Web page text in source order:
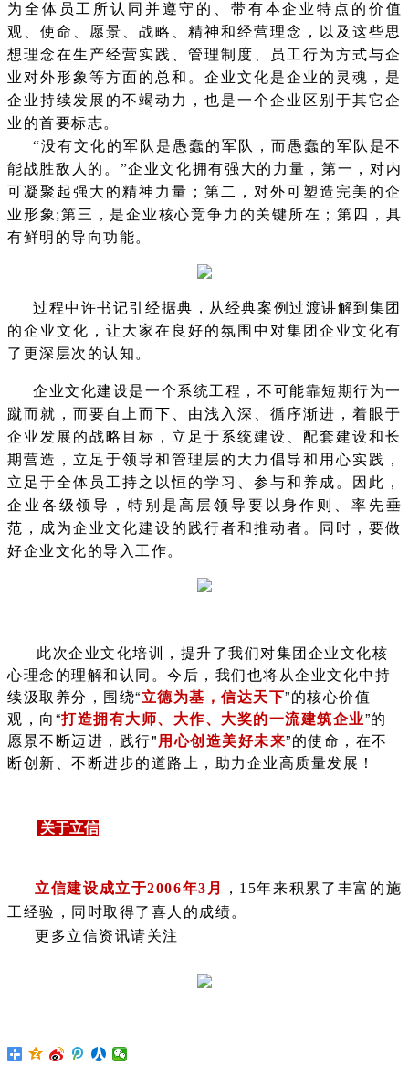
为全体员工所认同并遵守的、带有本企业特点的价值
观、使命、愿景、战略、精神和经营理念，以及这些思
想理念在生产经营实践、管理制度、员工行为方式与企
业对外形象等方面的总和。企业文化是企业的灵魂，是
企业持续发展的不竭动力，也是一个企业区别于其它企
业的首要标志。
“没有文化的军队是愚蠢的军队，而愚蠢的军队是不
能战胜敌人的。”企业文化拥有强大的力量，第一，对内
可凝聚起强大的精神力量；第二，对外可塑造完美的企
业形象;第三，是企业核心竞争力的关键所在；第四，具
有鲜明的导向功能。
过程中许书记引经据典，从经典案例过渡讲解到集团
的企业文化，让大家在良好的氛围中对集团企业文化有
了更深层次的认知。
企业文化建设是一个系统工程，不可能靠短期行为一
蹴而就，而要自上而下、由浅入深、循序渐进，着眼于
企业发展的战略目标，立足于系统建设、配套建设和长
期营造，立足于领导和管理层的大力倡导和用心实践，
立足于全体员工持之以恒的学习、参与和养成。因此，
企业各级领导，特别是高层领导要以身作则、率先垂
范，成为企业文化建设的践行者和推动者。同时，要做
好企业文化的导入工作。
此次企业文化培训，提升了我们对集团企业文化核
心理念的理解和认同。今后，我们也将从企业文化中持
续汲取养分，围绕“立德为基，信达天下”的核心价值
观，向“打造拥有大师、大作、大奖的一流建筑企业”的
愿景不断迈进，践行" 用心创造美好未来”的使命，在不
断创新、不断进步的道路上，助力企业高质量发展！
关于立信
立信建设成立于2006年3月
，15年来积累了丰富的施
工经验，同时取得了喜人的成绩。
更多立信资讯请关注